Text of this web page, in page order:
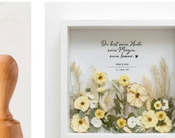
mehrere
Varianten
Optionen
können